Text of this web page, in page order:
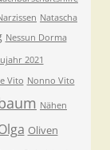
Natascha
Nessun Dorma
2021
Vito Nonno Vito
Nähen
Oliven